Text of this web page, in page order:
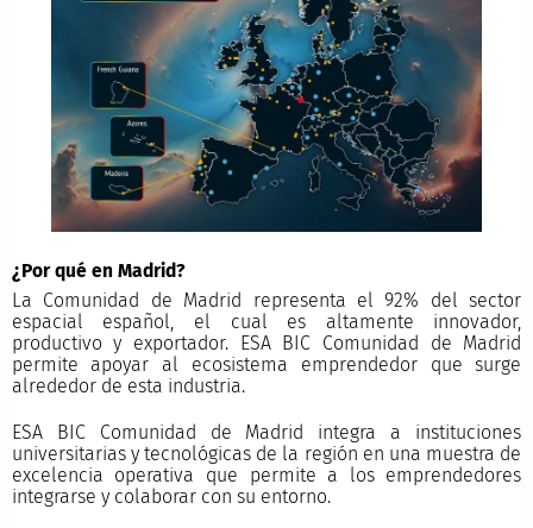
¿Por qué en Madrid?
La Comunidad de Madrid representa el 92% del sector
espacial español, el cual es altamente innovador,
productivo y exportador. ESA BIC Comunidad de Madrid
permite apoyar al ecosistema emprendedor que surge
alrededor de esta industria.
ESA BIC Comunidad de Madrid integra a instituciones
universitarias y tecnológicas de la región en una muestra de
excelencia operativa que permite a los emprendedores
integrarse y colaborar con su entorno.